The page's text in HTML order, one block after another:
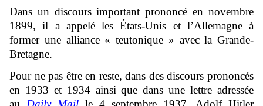
Dans un discours important prononcé en novembre
1899, il a appelé les États-Unis et l’Allemagne à
former une alliance « teutonique » avec la Grande-
Bretagne.
Pour ne pas être en reste, dans des discours prononcés
en 1933 et 1934 ainsi que dans une lettre adressée